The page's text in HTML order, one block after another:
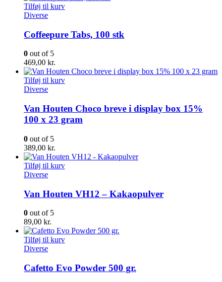
Tilføj til kurv
Diverse
Coffeepure Tabs, 100 stk
0 out of 5
469,00 kr.
Tilføj til kurv
Diverse
Van Houten Choco breve i display box 15%
100 x 23 gram
0 out of 5
389,00 kr.
Tilføj til kurv
Diverse
Van Houten VH12 – Kakaopulver
0 out of 5
89,00 kr.
Tilføj til kurv
Diverse
Cafetto Evo Powder 500 gr.